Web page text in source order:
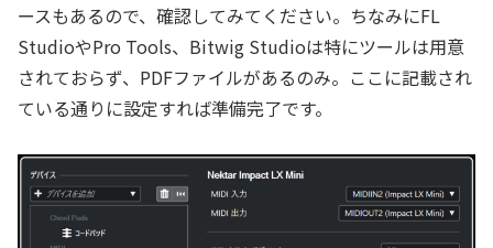
ースもあるので、確認してみてください。ちなみにFL
StudioやPro Tools、Bitwig Studioは特にツールは用意
されておらず、PDFファイルがあるのみ。ここに記載され
ている通りに設定すれば準備完了です。